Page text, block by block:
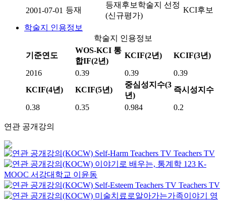
2001-07-01 등재
등재후보학술지 선정
(신규평가)
KCI후보
학술지 인용정보
학술지 인용정보
기준연도
WOS-KCI 통
합IF(2년)
KCIF(2년) KCIF(3년)
2016 0.39 0.39
0.39
KCIF(4년)
KCIF(5년)
중심성지수(3
년)
즉시성지수
0.38 0.35 0.984 0.2
연관 공개강의
Self-Harm Teachers TV Teachers TV
이야기로 배우는, 통계학 123 K-
MOOC 서강대학교 이윤동
Self-Esteem Teachers TV Teachers TV
미술치료로알아가는가족이야기
영